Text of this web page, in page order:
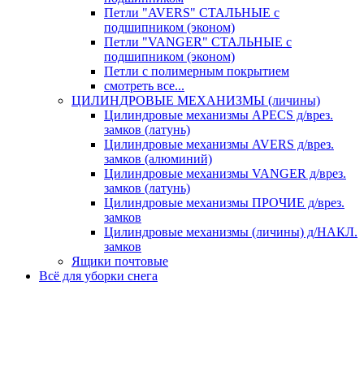
Петли "AVERS" СТАЛЬНЫЕ с
подшипником (эконом)
Петли "VANGER" СТАЛЬНЫЕ с
подшипником (эконом)
Петли с полимерным покрытием
смотреть все...
ЦИЛИНДРОВЫЕ МЕХАНИЗМЫ (личины)
Цилиндровые механизмы APECS д/врез.
замков (латунь)
Цилиндровые механизмы AVERS д/врез.
замков (алюминий)
Цилиндровые механизмы VANGER д/врез.
замков (латунь)
Цилиндровые механизмы ПРОЧИЕ д/врез.
замков
Цилиндровые механизмы (личины) д/НАКЛ.
замков
Ящики почтовые
Всё для уборки снега